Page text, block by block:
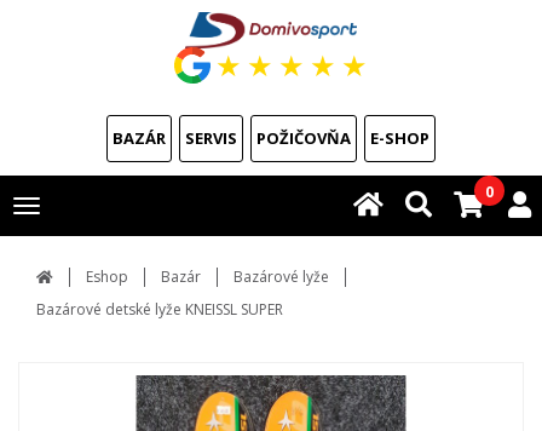
★ ★ ★ ★ ★
BAZÁR SERVIS POŽIČOVŇA E-SHOP
Toggle
navigation
0
Eshop Bazár
Bazárové lyže
Bazárové detské lyže KNEISSL SUPER